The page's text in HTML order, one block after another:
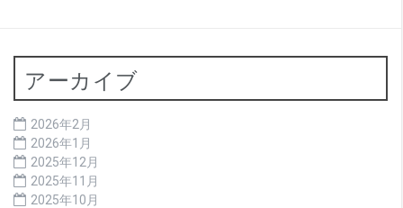
アーカイブ
2026年2月
2026年1月
2025年12月
2025年11月
2025年10月